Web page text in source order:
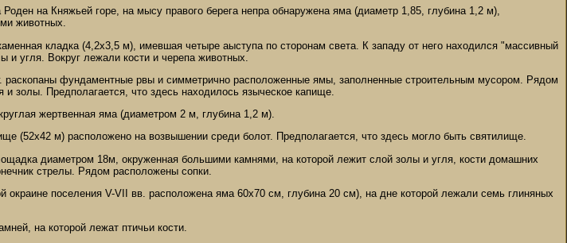
на Княжьей горе, на мысу правого берега непра обнаружена яма (диаметр 1,85, глубина 1,2 м),
животных.
кладка (4,2х3,5 м), имевшая четыре аыступа по сторонам света. К западу от него находился "массивный
угля. Вокруг лежали кости и черепа животных.
раскопаны фундаментные рвы и симметрично расположенные ямы, заполненные строительным мусором. Рядом
золы. Предполагается, что здесь находилось языческое капище.
жертвенная яма (диаметром 2 м, глубина 1,2 м).
(52х42 м) расположено на возвышении среди болот. Предполагается, что здесь могло быть святилище.
диаметром 18м, окруженная большими камнями, на которой лежит слой золы и угля, кости домашних
стрелы. Рядом расположены сопки.
окраине поселения V-VII вв. расположена яма 60х70 см, глубина 20 см), на дне которой лежали семь глиняных
на которой лежат птичьи кости.